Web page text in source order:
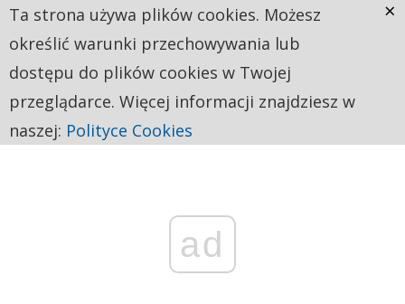
ad
Ta strona używa plików cookies. Możesz
określić warunki przechowywania lub
dostępu do plików cookies w Twojej
przeglądarce. Więcej informacji znajdziesz w
naszej: Polityce Cookies
×